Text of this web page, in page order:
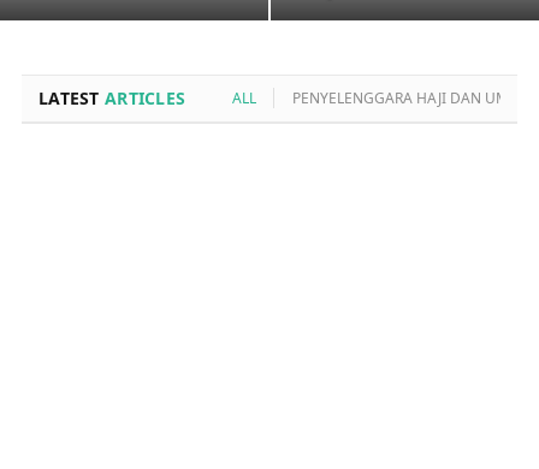
LATEST ARTICLES ALL PENYELENGGARA HAJI DAN UMROH